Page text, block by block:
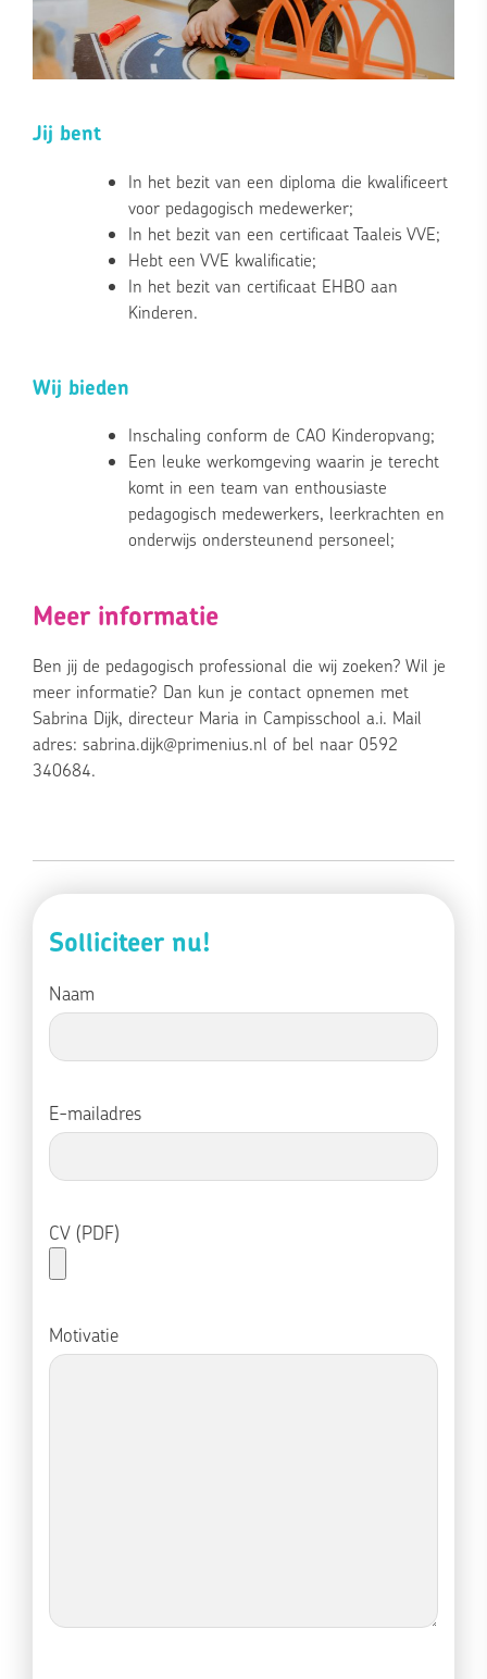
Jij bent
In het bezit van een diploma die kwalificeert
voor pedagogisch medewerker;
In het bezit van een certificaat Taaleis VVE;
Hebt een VVE kwalificatie;
In het bezit van certificaat EHBO aan
Kinderen.
Wij bieden
Inschaling conform de CAO Kinderopvang;
Een leuke werkomgeving waarin je terecht
komt in een team van enthousiaste
pedagogisch medewerkers, leerkrachten en
onderwijs ondersteunend personeel;
Meer informatie
Ben jij de pedagogisch professional die wij zoeken? Wil je
meer informatie? Dan kun je contact opnemen met
Sabrina Dijk, directeur Maria in Campisschool a.i. Mail
adres: sabrina.dijk@primenius.nl of bel naar 0592
340684.
Solliciteer nu!
Naam
E-mailadres
CV (PDF)
Motivatie